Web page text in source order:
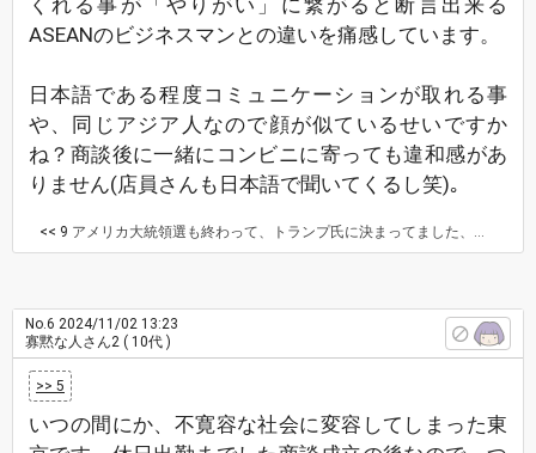
くれる事が「やりがい」に繋がると断言出来る
ASEANのビジネスマンとの違いを痛感しています。
日本語である程度コミュニケーションが取れる事
や、同じアジア人なので顔が似ているせいですか
ね？商談後に一緒にコンビニに寄っても違和感があ
りません(店員さんも日本語で聞いてくるし笑)｡
<< 9 アメリカ大統領選も終わって、トランプ氏に決まってました、、、。 最近、日本の政治にも、また、興味が薄れ始めている自分がいます。 が、自分の推しの方が、やはり東京を舞台に来年、都議会議員選に出馬するようです。 この方も「一夫多妻制が必要だ」と主張しているような報道がされましたが、それは切り抜かれた記事でした。マスコミはあんなに「おねだり知事」と連日報道していたのに、今はパタッと報道されないことに寒気がします。ますますマスコミが信じられません。
No.6 2024/11/02 13:23
寡黙な人さん2 ( 10代 )
>> 5
いつの間にか、不寛容な社会に変容してしまった東